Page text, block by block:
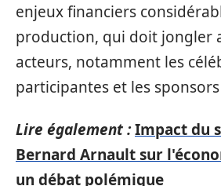
enjeux financiers
production, qui doit jongler
acteurs, notamment les
participantes et les sponsors
Lire également :Impact du
Bernard Arnault sur
un débat polémique